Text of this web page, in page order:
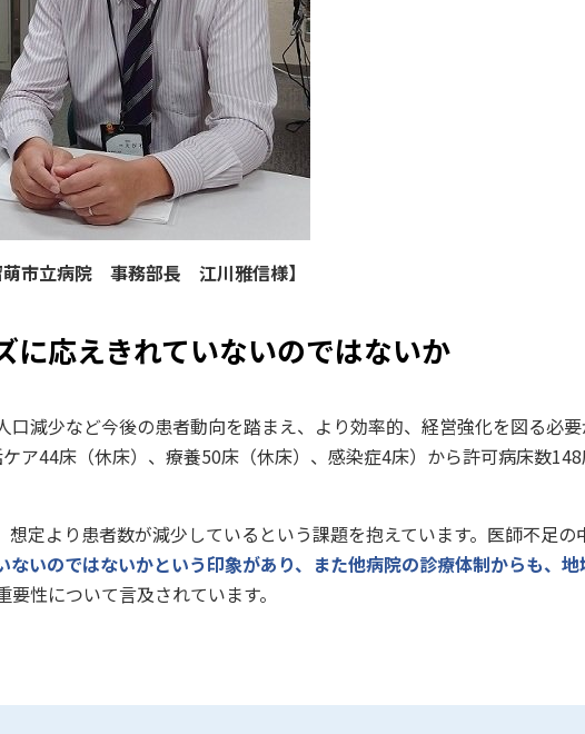
萌市立病院 事務部長 江川雅信様】
に応えきれていないのではないか
減少など今後の患者動向を踏まえ、より効率的、経営強化を図る必
ア44床（休床）、療養50床（休床）、感染症4床）から許可病床数148
想定より患者数が減少しているという課題を抱えています。医師不足
いのではないかという印象があり、また他病院の診療体制からも、
性について言及されています。